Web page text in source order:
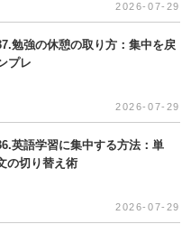
2026-07-29
勉強の休憩の取り方：集中を戻
プレ
2026-07-29
英語学習に集中する方法：単
の切り替え術
2026-07-29